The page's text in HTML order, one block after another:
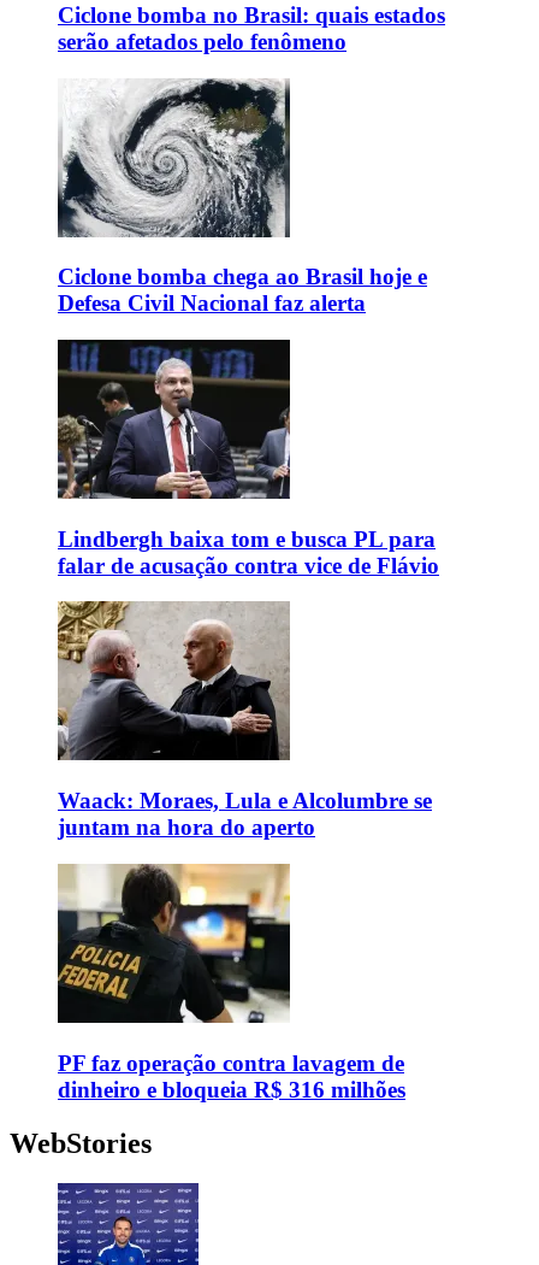
Ciclone bomba no Brasil: quais estados
serão afetados pelo fenômeno
Ciclone bomba chega ao Brasil hoje e
Defesa Civil Nacional faz alerta
Lindbergh baixa tom e busca PL para
falar de acusação contra vice de Flávio
Waack: Moraes, Lula e Alcolumbre se
juntam na hora do aperto
PF faz operação contra lavagem de
dinheiro e bloqueia R$ 316 milhões
WebStories